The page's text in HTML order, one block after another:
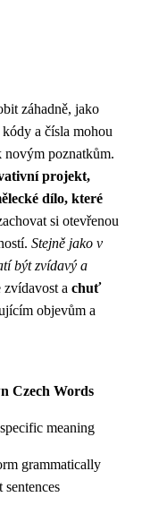
záhadně, jako
a čísla mohou
novým poznatkům.
projekt,
dílo, které
si otevřenou
Stejně jako v
být zvídavý a
a chuť
objevům a
Czech Words
meaning
grammatically
sentences